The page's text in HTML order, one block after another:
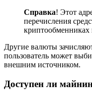
Справка! Этот
перечисления
криптообменниках
Другие валюты
пользователь может
внешним источником.
Доступен ли